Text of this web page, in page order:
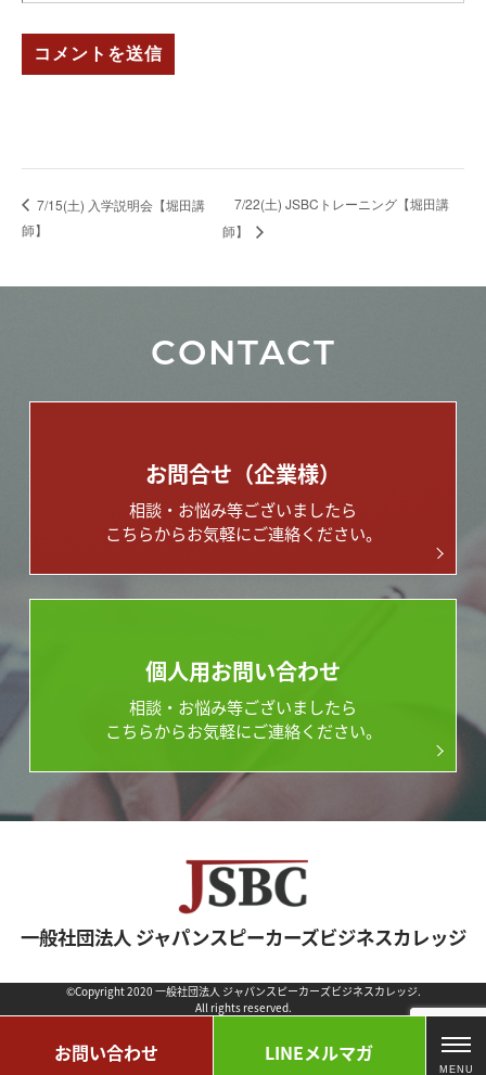
7/15(土) 入学説明会【堀田講
師】
7/22(土) JSBCトレーニング【堀田講
師】
CONTACT
お問合せ（企業様）
相談・お悩み等ございましたら
こちらからお気軽にご連絡ください。
個人用お問い合わせ
相談・お悩み等ございましたら
こちらからお気軽にご連絡ください。
一般社団法人 ジャパンスピーカーズビジネスカレッジ
©Copyright 2020 一般社団法人 ジャパンスピーカーズビジネスカレッジ.
All rights reserved.
お問い合わせ LINEメルマガ
T
O
MENU